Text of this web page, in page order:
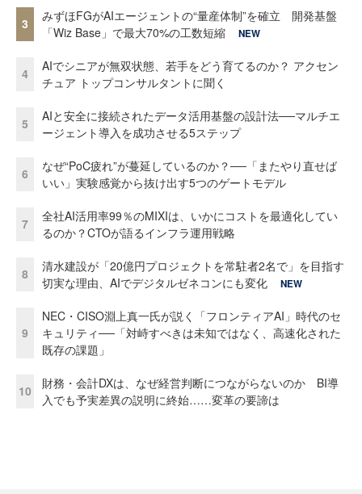
3
みずほFGがAIエージェントの“量産体制”を確立 開発基盤
「Wiz Base」で最大70%の工数短縮
NEW
4
AIでシニアが無双状態、若手をどう育てるのか？ アクセン
チュア トップコンサルタントに聞く
5
AIと安全に接続されたデータ活用基盤の設計法──マルチエ
ージェント導入を成功させる5ステップ
6
なぜ“PoC疲れ”が蔓延しているのか？──「またやり直せば
いい」実験感覚から抜け出す5つのゲートモデル
7
全社AI活用率99％のMIXIは、いかにコストを最適化してい
るのか？CTOが語るインフラ運用戦略
8
清水建設が「20億円プロジェクトを常駐者2名で」を目指す
切実な理由、AIでデジタルゼネコンにも変化
NEW
9
NEC・CISO淵上真一氏が説く「フロンティアAI」時代のセ
キュリティ──「対峙すべきは未知ではなく、高速化された
既存の課題」
10
財務・会計DXは、なぜ経営判断につながらないのか BI導
入でも予実差異の説明に終始……変革の要諦は